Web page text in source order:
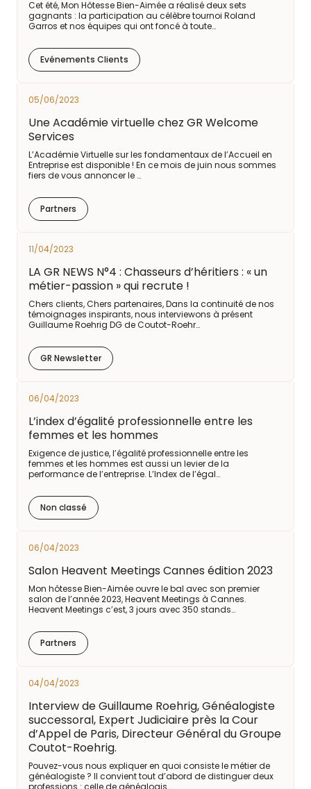
Cet été, Mon Hôtesse Bien-Aimée a réalisé deux sets
gagnants : la participation au célèbre tournoi Roland
Garros et nos équipes qui ont foncé à toute…
Evénements Clients
05/06/2023
Une Académie virtuelle chez GR Welcome
Services
L’Académie Virtuelle sur les fondamentaux de l’Accueil en
Entreprise est disponible ! En ce mois de juin nous sommes
fiers de vous annoncer le …
Partners
11/04/2023
LA GR NEWS N°4 : Chasseurs d’héritiers : « un
métier-passion » qui recrute !
Chers clients, Chers partenaires, Dans la continuité de nos
témoignages inspirants, nous interviewons à présent
Guillaume Roehrig DG de Coutot-Roehr…
GR Newsletter
06/04/2023
L’index d’égalité professionnelle entre les
femmes et les hommes
Exigence de justice, l’égalité professionnelle entre les
femmes et les hommes est aussi un levier de la
performance de l’entreprise. L’Index de l’égal…
Non classé
06/04/2023
Salon Heavent Meetings Cannes édition 2023
Mon hôtesse Bien-Aimée ouvre le bal avec son premier
salon de l’année 2023, Heavent Meetings à Cannes.
Heavent Meetings c’est, 3 jours avec 350 stands…
Partners
04/04/2023
Interview de Guillaume Roehrig, Généalogiste
successoral, Expert Judiciaire près la Cour
d’Appel de Paris, Directeur Général du Groupe
Coutot-Roehrig.
Pouvez-vous nous expliquer en quoi consiste le métier de
généalogiste ? Il convient tout d’abord de distinguer deux